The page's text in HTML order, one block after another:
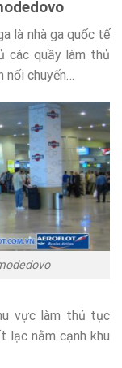
là nhà ga quốc tế
các quầy làm thủ
nối chuyến…
vực làm thủ tục
lạc nằm cạnh khu